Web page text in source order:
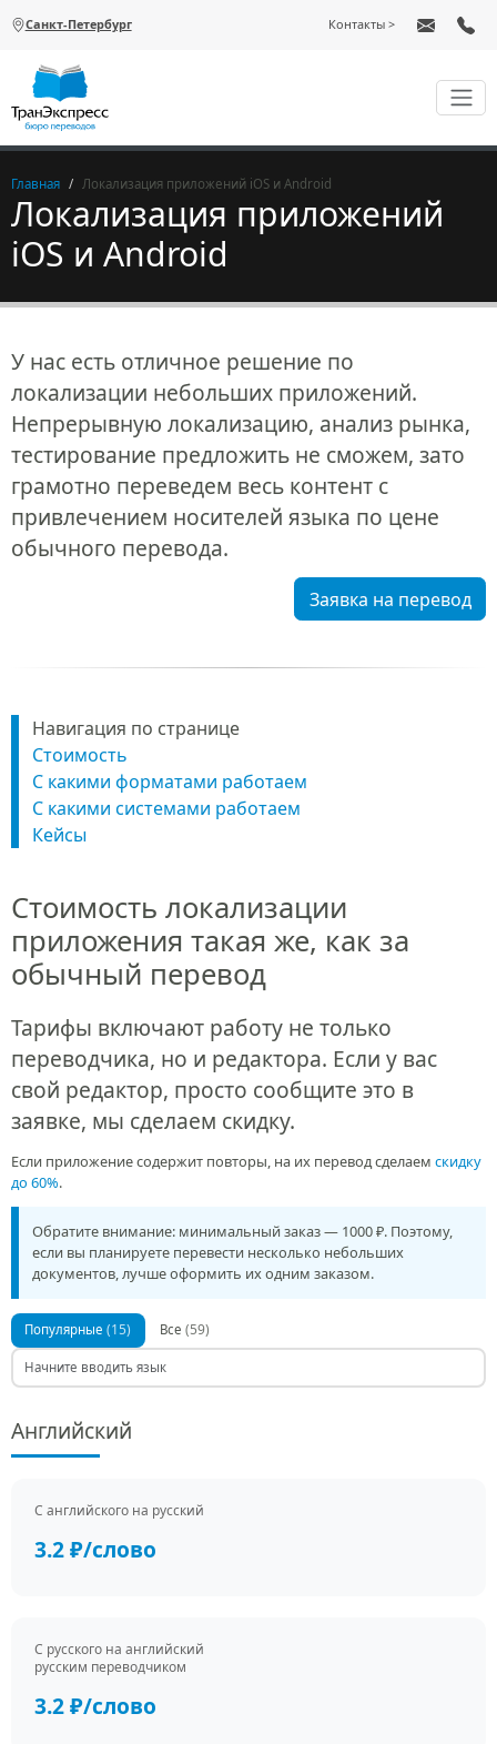
Санкт-Петербург Контакты
Главная Локализация приложений iOS и Android
Локализация приложений
iOS и Android
У нас есть отличное решение по
локализации небольших приложений.
Непрерывную локализацию, анализ рынка,
тестирование предложить не сможем, зато
грамотно переведем весь контент с
привлечением носителей языка по цене
обычного перевода.
Заявка на перевод
Навигация по странице
Стоимость
С какими форматами работаем
С какими системами работаем
Кейсы
Стоимость локализации
приложения такая же, как за
обычный перевод
Тарифы включают работу не только
переводчика, но и редактора. Если у вас
свой редактор, просто сообщите это в
заявке, мы сделаем скидку.
Если приложение содержит повторы, на их перевод сделаем скидку
до 60%.
Обратите внимание: минимальный заказ — 1000 ₽. Поэтому,
если вы планируете перевести несколько небольших
документов, лучше оформить их одним заказом.
Популярные(15) Все (59)
Английский
С английского на русский
3.2 ₽/слово
С русского на английский
русским переводчиком
3.2 ₽/слово